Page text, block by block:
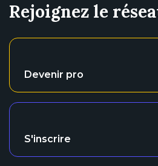
Rejoignez le
Devenir pro
S'inscrire